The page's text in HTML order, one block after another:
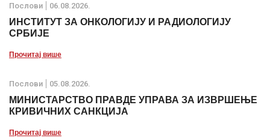
Послови 06.08.2026.
ИНСТИТУТ ЗА ОНКОЛОГИЈУ И РАДИОЛОГИЈУ
СРБИЈЕ
Прочитај више
Послови 05.08.2026.
МИНИСТАРСТВО ПРАВДЕ УПРАВА ЗА ИЗВРШЕЊЕ
КРИВИЧНИХ САНКЦИЈА
Прочитај више